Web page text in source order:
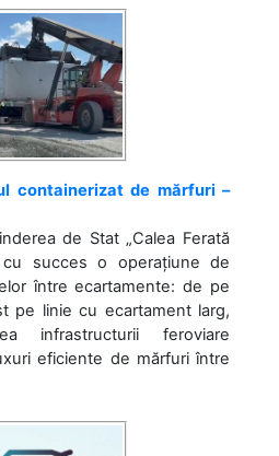
containerizat de mărfuri –
de Stat „Calea Ferată
succes o operațiune de
între ecartamente: de pe
pe linie cu ecartament larg,
infrastructurii feroviare
eficiente de mărfuri între